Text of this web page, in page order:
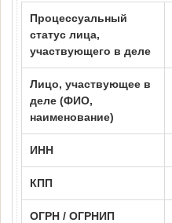
Процессуальный
статус лица,
участвующего в деле
Лицо, участвующее в
деле (ФИО,
наименование)
ИНН
КПП
ОГРН / ОГРНИП